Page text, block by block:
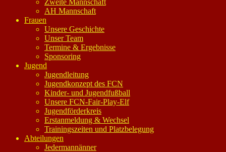
Zweite Mannschaft
AH Mannschaft
Frauen
Unsere Geschichte
Unser Team
Termine & Ergebnisse
Sponsoring
Jugend
Jugendleitung
Jugendkonzept des FCN
Kinder- und Jugendfußball
Unsere FCN-Fair-Play-Elf
Jugendförderkreis
Erstanmeldung & Wechsel
Trainingszeiten und Platzbelegung
Abteilungen
Jedermannänner